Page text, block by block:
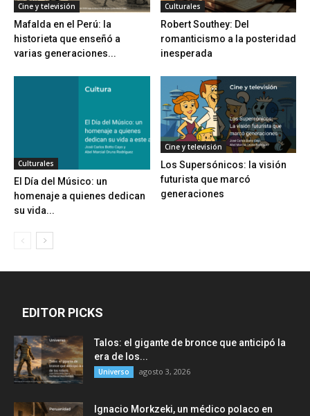
Cine y televisión
Mafalda en el Perú: la
historieta que enseñó a
varias generaciones...
Culturales
Robert Southey: Del
romanticismo a la posteridad
inesperada
Culturales
El Día del Músico: un
homenaje a quienes dedican
su vida...
Cine y televisión
Los Supersónicos: la visión
futurista que marcó
generaciones
EDITOR PICKS
Talos: el gigante de bronce que anticipó la
era de los...
Universo agosto 3, 2026
Ignacio Morkzeki, un médico polaco en